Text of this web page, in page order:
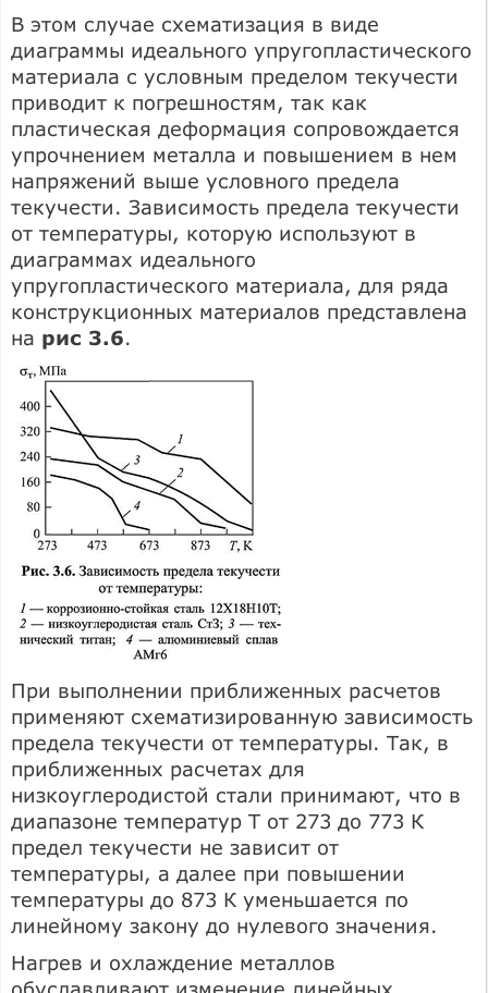
В этом случае схематизация в виде
диаграммы идеального упругопластического
материала с условным пределом текучести
приводит к погрешностям, так как
пластическая деформация сопровождается
упрочнением металла и повышением в нем
напряжений выше условного предела
текучести. Зависимость предела текучести
от температуры, которую используют в
диаграммах идеального
упругопластического материала, для ряда
конструкционных материалов представлена
на рис 3.6.
При выполнении приближенных расчетов
применяют схематизированную зависимость
предела текучести от температуры. Так, в
приближенных расчетах для
низкоуглеродистой стали принимают, что в
диапазоне температур Т от 273 до 773 К
предел текучести не зависит от
температуры, а далее при повышении
температуры до 873 К уменьшается по
линейному закону до нулевого значения.
Нагрев и охлаждение металлов
обуславливают изменение линейных